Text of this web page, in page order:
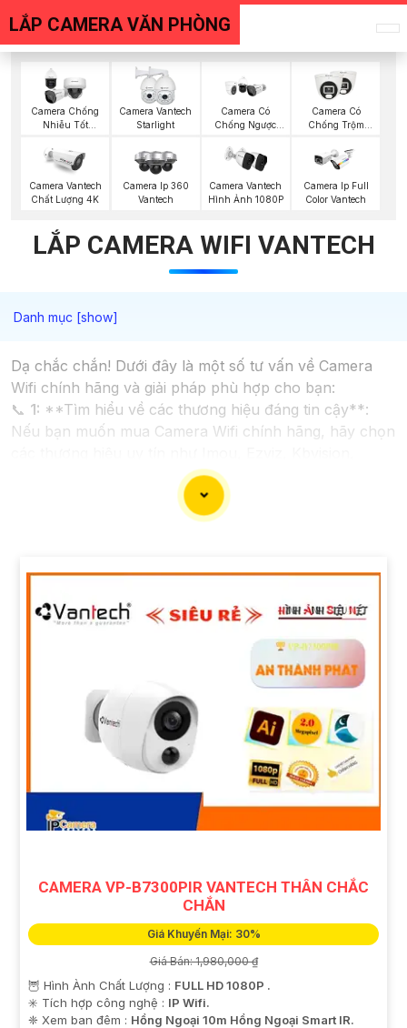
LẮP CAMERA VĂN PHÒNG
Camera Chống
Nhiễu Tốt
Camera Vantech
Starlight
Camera Có
Chống Ngược
Camera Có
Chống Trộm
Camera Vantech
Chất Lượng 4K
Camera Ip 360
Vantech
Camera Vantech
Hình Ảnh 1080P
Camera Ip Full
Color Vantech
LẮP CAMERA WIFI VANTECH
Dạ chắc chắn! Dưới đây là một số tư vấn về Camera
Wifi chính hãng và giải pháp phù hợp cho bạn:
📞 1: **Tìm hiểu về các thương hiệu đáng tin cậy**:
Nếu bạn muốn mua Camera Wifi chính hãng, hãy chọn
**Chất lượng hình ảnh**: Chọn Camera có độ
phân giải cao, cung cấp hình ảnh sắc nét và chất lượng
để bạn có thể theo dõi nhà cửa mọi lúc mọi nơi.
**Chức năng cảnh báo thông minh**: Lựa chọn
Camera có cảnh báo chuyển động, cảnh báo âm
thanh để bạn có thể biết khi có sự kiện đột ngột xảy ra.
**Hệ thống lưu trữ**: Camera cần hỗ trợ lưu trữ
video đám mây hoặc trên thẻ nhớ để bạn có thể xem
**Chọn giải pháp phù hợp với gia đình và ngôi nhà
của bạn**: Xác định nhu cầu sử dụng, số lượng
Camera cần lắp đặt để chọn giải pháp phù hợp.
Nếu bạn cần thêm thông tin hoặc tư vấn cụ thể hơn,
CAMERA VP-B7300PIR VANTECH THÂN CHẮC
CHẮN
Giá Khuyến Mại: 30%
Giá Bán: 1,980,000 ₫
🦉 Hình Ành Chất Lượng : FULL HD 1080P .
✳️ Tích hợp công nghệ : IP Wifi.
❈ Xem ban đêm : Hồng Ngoại 10m Hồng Ngoại Smart IR.